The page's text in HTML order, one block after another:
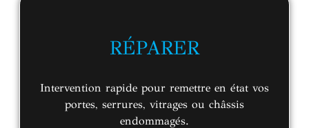
RÉPARER
Intervention rapide pour remettre en état vos
portes, serrures, vitrages ou châssis
endommagés.